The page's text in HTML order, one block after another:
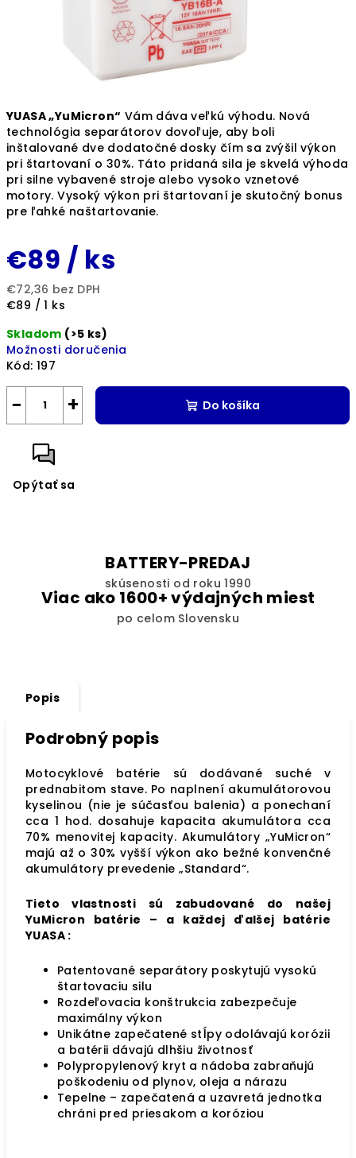
YUASA „YuMicron“ Vám dáva veľkú výhodu. Nová
technológia separátorov dovoľuje, aby boli
inštalované dve dodatočné dosky čím sa zvýšil výkon
pri štartovaní o 30%. Táto pridaná sila je skvelá výhoda
pri silne vybavené stroje alebo vysoko vznetové
motory. Vysoký výkon pri štartovaní je skutočný bonus
pre ľahké naštartovanie.
€89 / ks
€72,36 bez DPH
Jednotková
€89 / 1 ks
Skladom (>5 ks)
Možnosti doručenia
Kód: 197
+
− Do košíka
Opýtať sa
BATTERY-PREDAJ
skúsenosti od roku 1990
Viac ako 1600+ výdajných miest
po celom Slovensku
Popis
Podrobný popis
Motocyklové batérie sú dodávané suché v
prednabitom stave. Po naplnení akumulátorovou
kyselinou (nie je súčasťou balenia) a ponechaní
cca 1 hod. dosahuje kapacita akumulátora cca
70% menovitej kapacity. Akumulátory „YuMicron“
majú až o 30% vyšší výkon ako bežné konvenčné
akumulátory prevedenie „Standard“.
Tieto vlastnosti sú zabudované do našej
YuMicron batérie – a každej ďalšej batérie
YUASA :
Patentované separátory poskytujú vysokú
štartovaciu silu
Rozdeľovacia konštrukcia zabezpečuje
maximálny výkon
Unikátne zapečatené stĺpy odolávajú korózii
a batérii dávajú dlhšiu životnosť
Polypropylenový kryt a nádoba zabraňujú
poškodeniu od plynov, oleja a nárazu
Tepelne – zapečatená a uzavretá jednotka
chráni pred priesakom a koróziou